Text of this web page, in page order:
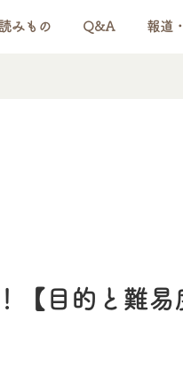
読みもの Q&A 報道
【目的と難易